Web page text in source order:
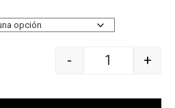
Quantity
- +